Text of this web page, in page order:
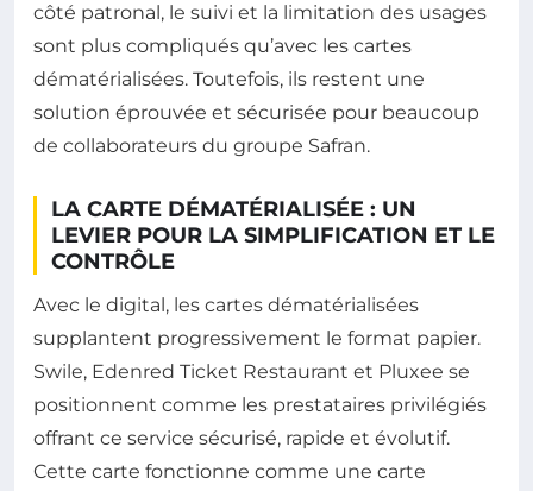
côté patronal, le suivi et la limitation des usages
sont plus compliqués qu’avec les cartes
dématérialisées. Toutefois, ils restent une
solution éprouvée et sécurisée pour beaucoup
de collaborateurs du groupe Safran.
LA CARTE DÉMATÉRIALISÉE : UN
LEVIER POUR LA SIMPLIFICATION ET LE
CONTRÔLE
Avec le digital, les cartes dématérialisées
supplantent progressivement le format papier.
Swile, Edenred Ticket Restaurant et Pluxee se
positionnent comme les prestataires privilégiés
offrant ce service sécurisé, rapide et évolutif.
Cette carte fonctionne comme une carte